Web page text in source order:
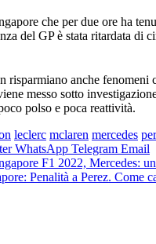
che per due ore ha
del GP è stata ritardata di
risparmiano anche
messo sotto
polso e poca reattività.
leclerc mclaren mercedes
WhatsApp Telegram Email
F1 2022, Mercedes:
Penalità a Perez. Come